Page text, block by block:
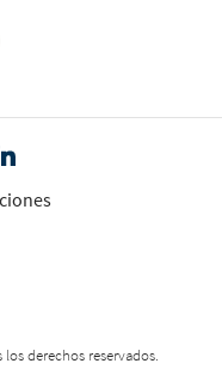
derechos reservados.